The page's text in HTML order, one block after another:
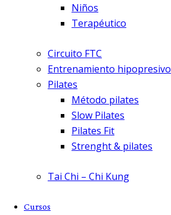
Niños
Terapéutico
Circuito FTC
Entrenamiento hipopresivo
Pilates
Método pilates
Slow Pilates
Pilates Fit
Strenght & pilates
Tai Chi – Chi Kung
Cursos